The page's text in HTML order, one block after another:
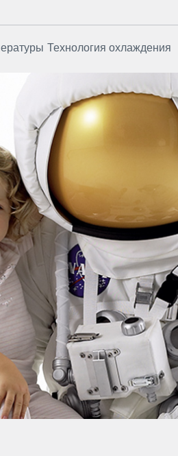
Технология охлаждения
Часто задаваемые
вопросы